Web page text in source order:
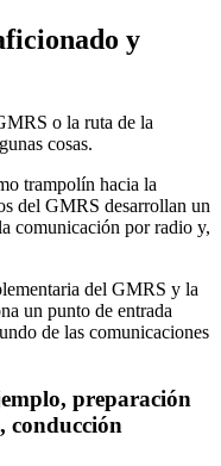
y
o la ruta de la
cosas.
trampolín hacia la
del GMRS desarrollan un
comunicación por radio y,
del GMRS y la
un punto de entrada
de las comunicaciones
preparación
conducción